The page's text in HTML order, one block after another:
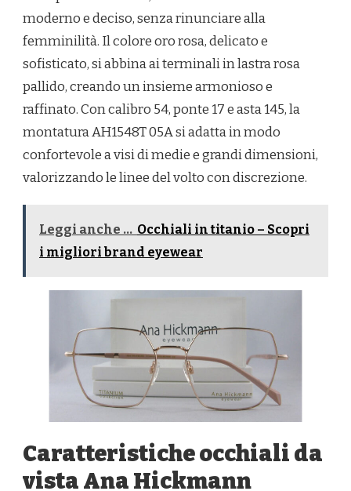
moderno e deciso, senza rinunciare alla
femminilità. Il colore oro rosa, delicato e
sofisticato, si abbina ai terminali in lastra rosa
pallido, creando un insieme armonioso e
raffinato. Con calibro 54, ponte 17 e asta 145, la
montatura AH1548T 05A si adatta in modo
confortevole a visi di medie e grandi dimensioni,
valorizzando le linee del volto con discrezione.
Leggi anche ... Occhiali in titanio – Scopri
i migliori brand eyewear
Caratteristiche occhiali da
vista Ana Hickmann